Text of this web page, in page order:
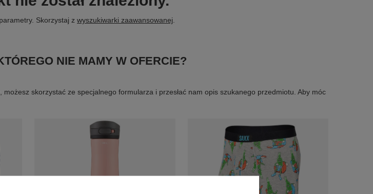
Skorzystaj z wyszukiwarki zaawansowanej
NIE MAMY W OFERCIE?
skorzystać ze specjalnego formularza i przesłać nam opis szukanego przedmiotu. Aby móc